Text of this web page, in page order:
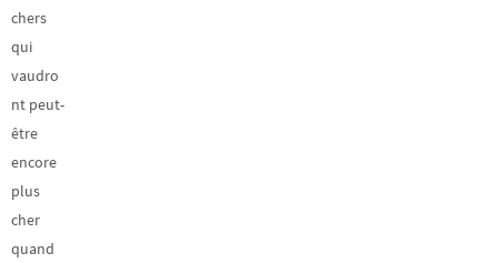
chers
qui
vaudro
nt peut-
être
encore
plus
cher
quand